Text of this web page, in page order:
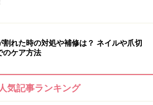
割れた時の対処や補修は？ ネイルや爪切
のケア方法
人気記事ランキング